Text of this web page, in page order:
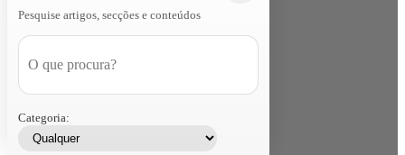
Pesquise artigos, secções e conteúdos
Categoria: